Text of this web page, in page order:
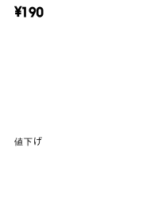
¥190
値下げ